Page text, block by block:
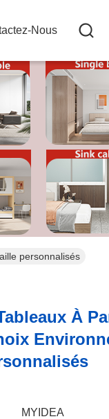
Nous
personnalisés
À
MYIDEA